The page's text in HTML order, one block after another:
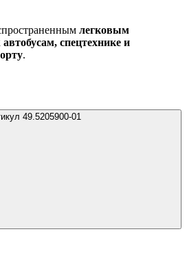
легковым
автобусам, спецтехнике и
.
49.5205900-01